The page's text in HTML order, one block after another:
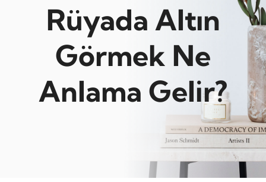
Rüyada Altın
Görmek Ne
Anlama Gelir?